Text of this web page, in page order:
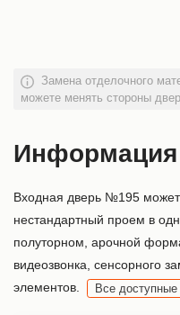
Замена отделочного
можете менять стороны
Информация
Входная дверь №195
нестандартный проем в
полуторном, арочной
видеозвонка, сенсорного
элементов.
Все доступные